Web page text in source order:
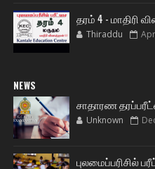
தரம் 4 - மாதிரி
Thiraddu
NEWS
சாதாரண
Unknown
புலமைப்பரிசில்